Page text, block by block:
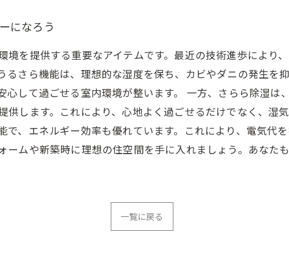
になろう
境を提供する重要なアイテムです。最近の技術進歩により
さら機能は、理想的な湿度を保ち、カビやダニの発生を
して過ごせる室内環境が整います。 一方、さらら除湿は
します。これにより、心地よく過ごせるだけでなく、湿
、エネルギー効率も優れています。これにより、電気代
ームや新築時に理想の住空間を手に入れましょう。あなた
一覧に戻る